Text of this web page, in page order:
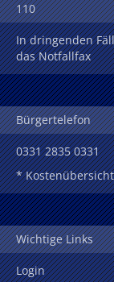
110
In dringenden
das Notfallfax
Bürgertelefon
0331 2835 0331
* Kostenübersicht
Wichtige Links
Login